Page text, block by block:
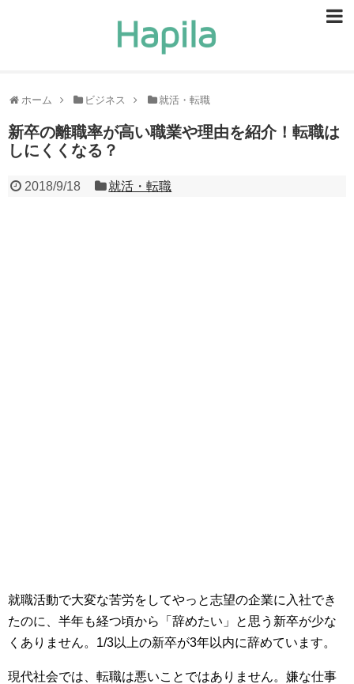
ホーム ビジネス 就活・転職
新卒の離職率が高い職業や理由を紹介！転職は
しにくくなる？
2018/9/18 就活・転職
就職活動で大変な苦労をしてやっと志望の企業に入社でき
たのに、半年も経つ頃から「辞めたい」と思う新卒が少な
くありません。1/3以上の新卒が3年以内に辞めています。
現代社会では、転職は悪いことではありません。嫌な仕事
ヘアケア
ヘルスケア
食事・食べ物